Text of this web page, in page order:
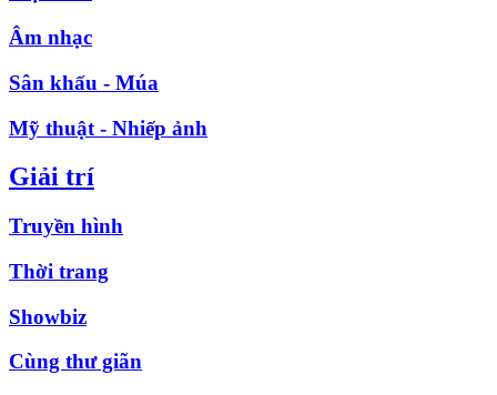
Âm nhạc
Sân khấu - Múa
Mỹ thuật - Nhiếp ảnh
Giải trí
Truyền hình
Thời trang
Showbiz
Cùng thư giãn